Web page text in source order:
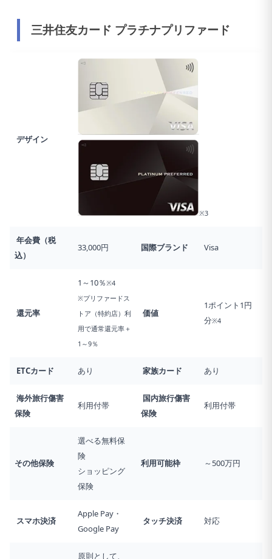
三井住友カード プラチナプリファード
デザイン
※3
年会費（税
込）
33,000円 国際ブランド Visa
還元率
1～10％※4
※プリファードス
トア（特約店）利
用で通常還元率＋
1～9％
価値
1ポイント1円
分※4
ETCカード あり 家族カード あり
海外旅行傷害
保険
利用付帯
国内旅行傷害
保険
利用付帯
その他保険
選べる無料保
険
ショッピング
保険
利用可能枠 ～500万円
スマホ決済
Apple Pay・
Google Pay
タッチ決済 対応
原則として、